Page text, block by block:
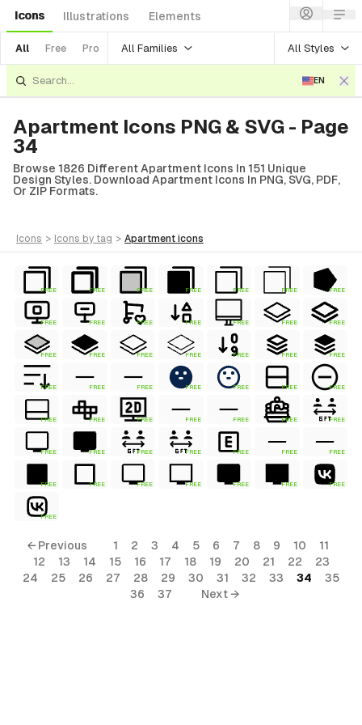
Icons Illustrations Elements
All Free Pro All Families All Styles
EN
Apartment Icons PNG & SVG - Page
34
Browse 1826 Different Apartment Icons In 151 Unique
Design Styles. Download Apartment Icons In PNG, SVG, PDF,
Or ZIP Formats.
icons > icons by tag > apartment icons
FREE FREE FREE FREE FREE FREE FREE
FREE FREE FREE FREE FREE FREE FREE
FREE FREE FREE FREE FREE FREE FREE
FREE FREE FREE FREE FREE FREE FREE
FREE FREE FREE FREE FREE FREE FREE
FREE FREE FREE FREE FREE FREE FREE
FREE FREE FREE FREE FREE FREE FREE
FREE
← Previous 1 2 3 4 5 6 7 8 9 10
11
12
13 14 15 16 17 18 19 20 21 22
23
24
25 26 27 28 29 30 31 32 33 34
35
36
37 Next →